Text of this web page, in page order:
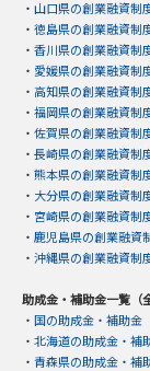
・ 山口県の創業融資制
・ 徳島県の創業融資制
・ 香川県の創業融資制
・ 愛媛県の創業融資制
・ 高知県の創業融資制
・ 福岡県の創業融資制
・ 佐賀県の創業融資制
・ 長崎県の創業融資制
・ 熊本県の創業融資制
・ 大分県の創業融資制
・ 宮崎県の創業融資制
・ 鹿児島県の創業融資
・ 沖縄県の創業融資制
助成金・補助金一覧（
・ 国の助成金・補助金
・ 北海道の助成金・補
・ 青森県の助成金・補